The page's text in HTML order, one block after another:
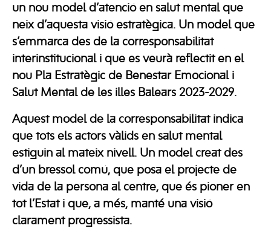
un nou model d’atenció en salut mental que
neix d’aquesta visió estratègica. Un model que
s’emmarca des de la corresponsabilitat
interinstitucional i que es veurà reflectit en el
nou Pla Estratègic de Benestar Emocional i
Salut Mental de les illes Balears 2023-2029.
Aquest model de la corresponsabilitat indica
que tots els actors vàlids en salut mental
estiguin al mateix nivell. Un model creat des
d’un bressol comú, que posa el projecte de
vida de la persona al centre, que és pioner en
tot l’Estat i que, a més, manté una visió
clarament progressista.